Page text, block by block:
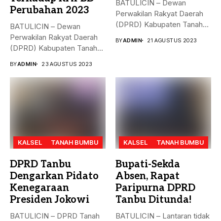
Perubahan 2023
BATULICIN – Dewan
Perwakilan Rakyat Daerah
(DPRD) Kabupaten Tanah
BYADMIN 23 AGUSTUS 2023
BATULICIN – Dewan
Perwakilan Rakyat Daerah
(DPRD) Kabupaten Tanah
BYADMIN 21 AGUSTUS 2023
KALSEL TANAH BUMBU
DPRD Tanbu
Dengarkan Pidato
Kenegaraan
Presiden Jokowi
BATULICIN – DPRD Tanah
KALSEL TANAH BUMBU
Bupati-Sekda
Absen, Rapat
Paripurna DPRD
Tanbu Ditunda!
BATULICIN – Lantaran tidak